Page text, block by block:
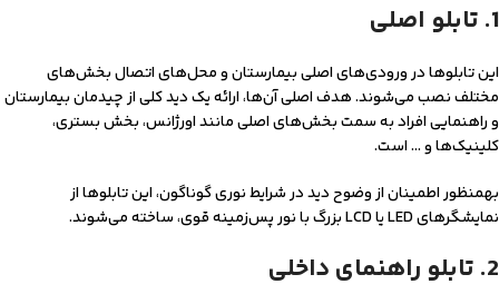
1. تابلو اصلی
این تابلوها در ورودی‌های اصلی بیمارستان و محل‌های اتصال بخش‌های
مختلف نصب می‌شوند. هدف اصلی آن‌ها، ارائه یک دید کلی از چیدمان بیمارستان
و راهنمایی افراد به سمت بخش‌های اصلی مانند اورژانس، بخش‌ بستری،
کلینیک‌ها و … است.
به‎منظور اطمینان از وضوح دید در شرایط نوری گوناگون، این تابلوها از
نمایشگرهای LED یا LCD بزرگ با نور پس‌زمینه قوی، ساخته می‌شوند.
2. تابلو راهنمای داخلی